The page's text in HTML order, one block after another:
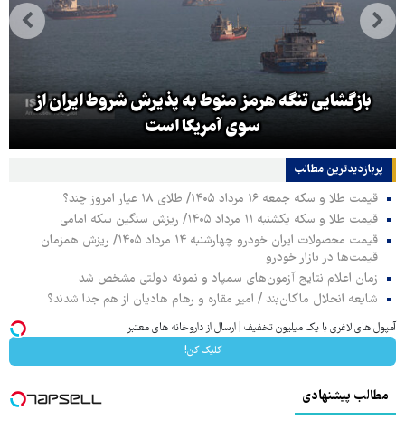
بازگشایی تنگه هرمز منوط به پذیرش شروط ایران از
سوی آمریکا است
پربازدیدترین‌ مطالب
قیمت طلا و سکه جمعه ۱۶ مرداد ۱۴۰۵/ طلای ۱۸ عیار امروز چند؟
قیمت طلا و سکه یکشنبه ۱۱ مرداد ۱۴۰۵/ ریزش سنگین سکه امامی
قیمت محصولات ایران خودرو چهارشنبه ۱۴ مرداد ۱۴۰۵/ ریزش همزمان
قیمت‌ها در بازار خودرو
زمان اعلام نتایج آزمون‌های سمپاد و نمونه دولتی مشخص شد
شایعه انحلال ماکان‌بند / امیر مقاره و رهام هادیان از هم جدا شدند؟
آمپول های لاغری با یک میلیون تخفیف | ارسال از داروخانه های معتبر
کلیک کن!
مطالب پیشنهادی